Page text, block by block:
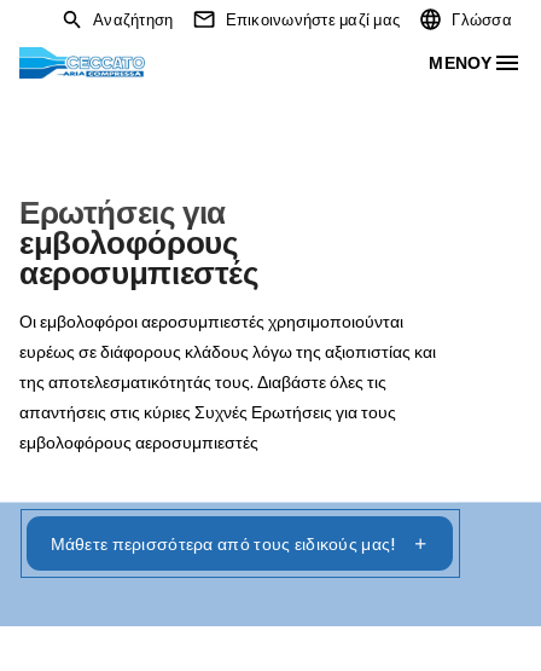
Αναζήτηση Επικοινωνήστε μαζί μας
Ερωτήσεις για
εμβολοφόρους
αεροσυμπιεστές
Οι εμβολοφόροι αεροσυμπιεστές χρησιμοποιούνται
ευρέως σε διάφορους κλάδους λόγω της αξιοπιστίας
απαντήσεις στις κύριες Συχνές Ερωτήσεις για τους
εμβολοφόρους αεροσυμπιεστές